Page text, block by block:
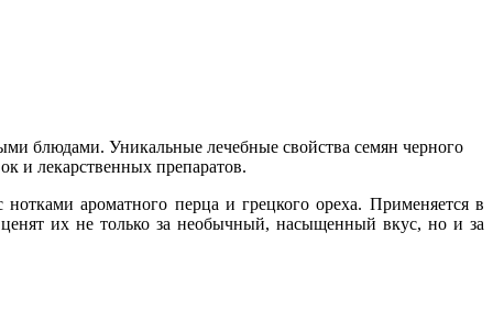
блюдами. Уникальные лечебные свойства семян черного
и лекарственных препаратов.
ароматного перца и грецкого ореха. Применяется в
их не только за необычный, насыщенный вкус, но и за